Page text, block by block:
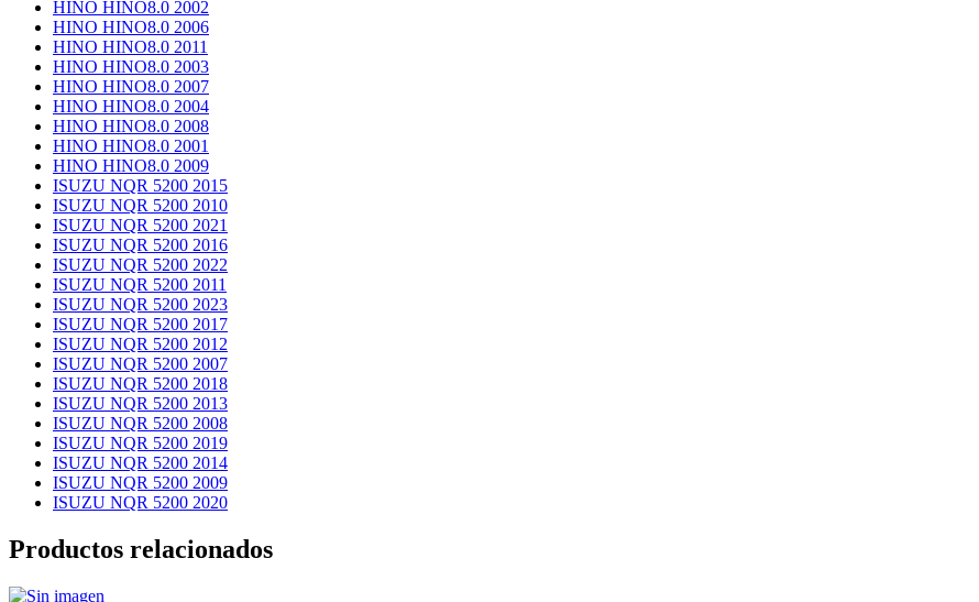
HINO HINO8.0 2002
HINO HINO8.0 2006
HINO HINO8.0 2011
HINO HINO8.0 2003
HINO HINO8.0 2007
HINO HINO8.0 2004
HINO HINO8.0 2008
HINO HINO8.0 2001
HINO HINO8.0 2009
ISUZU NQR 5200 2015
ISUZU NQR 5200 2010
ISUZU NQR 5200 2021
ISUZU NQR 5200 2016
ISUZU NQR 5200 2022
ISUZU NQR 5200 2011
ISUZU NQR 5200 2023
ISUZU NQR 5200 2017
ISUZU NQR 5200 2012
ISUZU NQR 5200 2007
ISUZU NQR 5200 2018
ISUZU NQR 5200 2013
ISUZU NQR 5200 2008
ISUZU NQR 5200 2019
ISUZU NQR 5200 2014
ISUZU NQR 5200 2009
ISUZU NQR 5200 2020
Productos relacionados